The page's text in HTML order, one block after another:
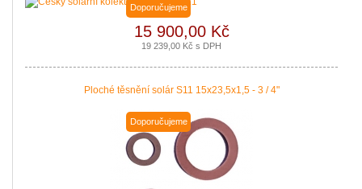
Doporučujeme
15 900,00 Kč
19 239,00 Kč s DPH
Ploché těsnění solár S11 15x23,5x1,5 - 3 / 4"
Doporučujeme